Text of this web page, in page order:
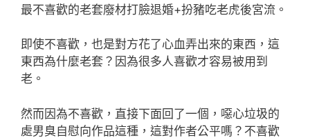
最不喜歡的老套廢材打臉退婚+扮豬吃老虎後宮流。
即使不喜歡，也是對方花了心血弄出來的東西，這
東西為什麼老套？因為很多人喜歡才容易被用到
老。
然而因為不喜歡，直接下面回了一個，噁心垃圾的
處男臭自慰向作品這種，這對作者公平嗎？不喜歡